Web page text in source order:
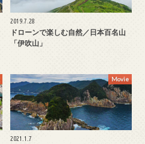
2019.7.28
ドローンで楽しむ自然／日本百名山
「伊吹山」
Movie
2021.1.7